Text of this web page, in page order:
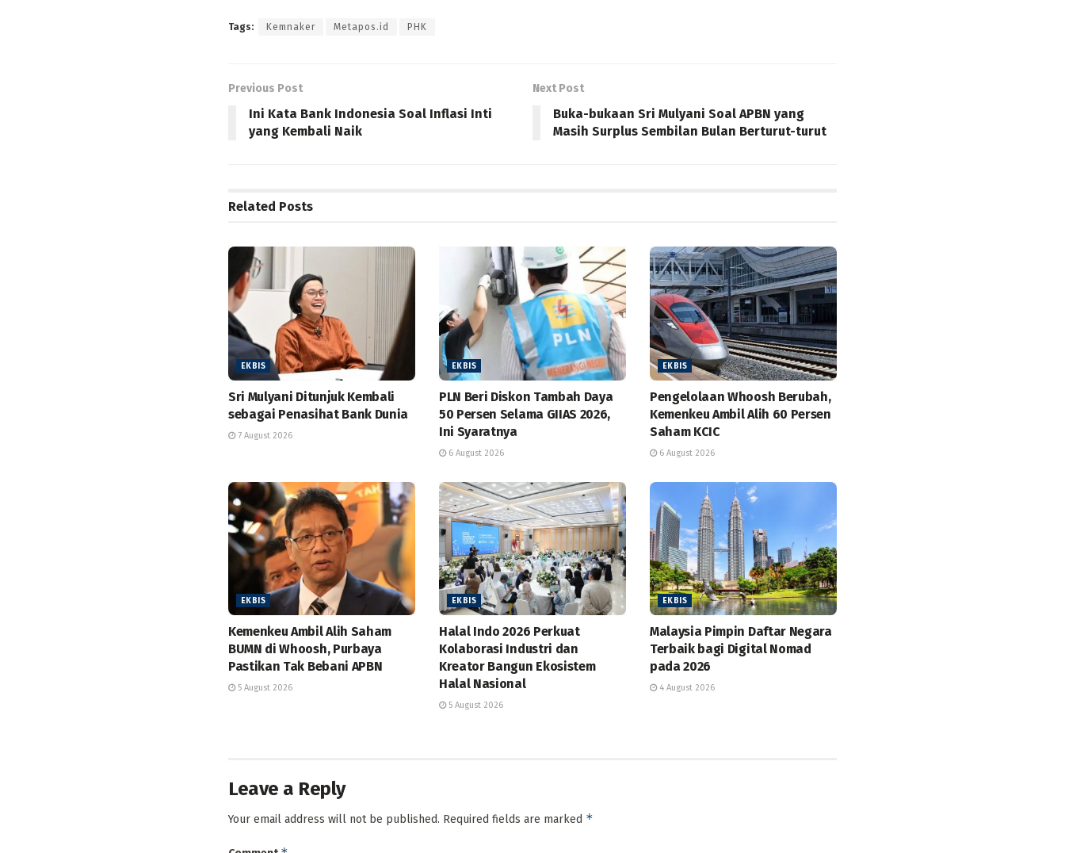
Tags: Kemnaker Metapos.id PHK
Previous Post
Ini Kata Bank Indonesia Soal Inflasi Inti
yang Kembali Naik
Next Post
Buka-bukaan Sri Mulyani Soal APBN yang
Masih Surplus Sembilan Bulan Berturut-turut
Related Posts
EKBIS
Sri Mulyani Ditunjuk Kembali
sebagai Penasihat Bank Dunia
7 August 2026
EKBIS
PLN Beri Diskon Tambah Daya
50 Persen Selama GIIAS 2026,
Ini Syaratnya
6 August 2026
EKBIS
Pengelolaan Whoosh Berubah,
Kemenkeu Ambil Alih 60 Persen
Saham KCIC
6 August 2026
EKBIS
Kemenkeu Ambil Alih Saham
BUMN di Whoosh, Purbaya
Pastikan Tak Bebani APBN
5 August 2026
EKBIS
Halal Indo 2026 Perkuat
Kolaborasi Industri dan
Kreator Bangun Ekosistem
Halal Nasional
5 August 2026
EKBIS
Malaysia Pimpin Daftar Negara
Terbaik bagi Digital Nomad
pada 2026
4 August 2026
Leave a Reply
Your email address will not be published. Required fields are marked *